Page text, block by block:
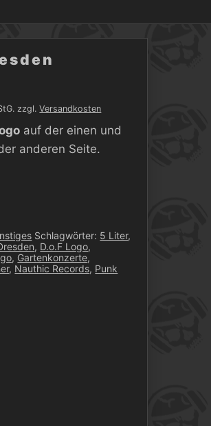
zzgl.Versandkosten
auf der einen und
anderen Seite.
Schlagwörter: 5 Liter,
, D.o.F Logo,
, Gartenkonzerte,
, Nauthic Records, Punk